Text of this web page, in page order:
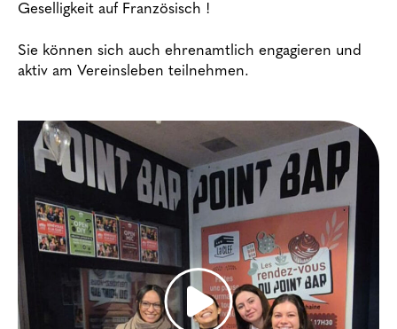
Geselligkeit auf Französisch !
Sie können sich auch ehrenamtlich engagieren und
aktiv am Vereinsleben teilnehmen.